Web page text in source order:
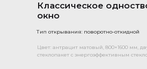
Классическое
окно
Тип открывания: поворотно-откидной
Цвет: антрацит матовый, 800×1600 мм,
стеклопакет с энергоэффективным